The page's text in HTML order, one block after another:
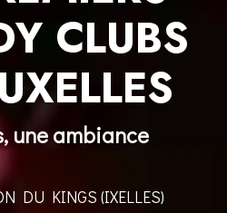
CLUBS
une ambiance
DU KINGS (IXELLES)